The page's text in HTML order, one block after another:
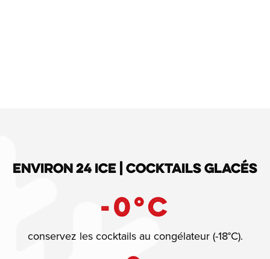
ENVIRON 24 ICE | COCKTAILS GLACÉS
-0°C
conservez les cocktails au congélateur (-18°C).